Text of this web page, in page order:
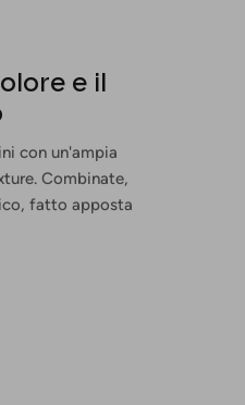
e il
con un'ampia
Combinate,
fatto apposta